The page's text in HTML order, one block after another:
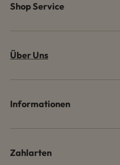
Shop Service
Über Uns
Informationen
Zahlarten